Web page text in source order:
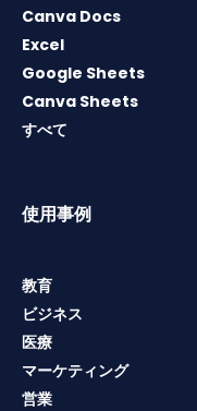
Canva Docs
Excel
Google Sheets
Canva Sheets
すべて
使用事例
教育
ビジネス
医療
マーケティング
営業